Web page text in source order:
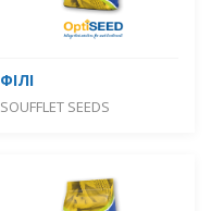
ФІЛІ
SOUFFLET SEEDS